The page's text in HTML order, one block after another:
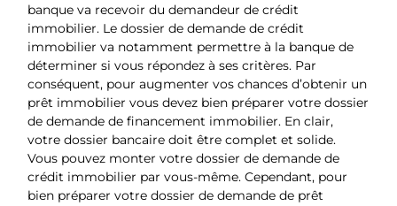
banque va recevoir du demandeur de crédit
immobilier. Le dossier de demande de crédit
immobilier va notamment permettre à la banque de
déterminer si vous répondez à ses critères. Par
conséquent, pour augmenter vos chances d’obtenir un
prêt immobilier vous devez bien préparer votre dossier
de demande de financement immobilier. En clair,
votre dossier bancaire doit être complet et solide.
Vous pouvez monter votre dossier de demande de
crédit immobilier par vous-même. Cependant, pour
bien préparer votre dossier de demande de prêt